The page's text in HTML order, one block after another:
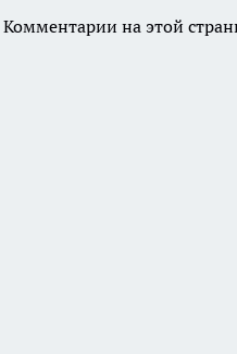
Комментарии на этой